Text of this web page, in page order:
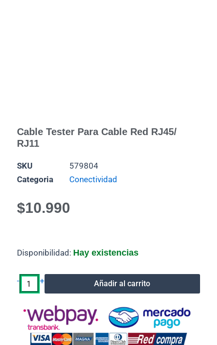
Cable Tester Para Cable Red RJ45/
RJ11
SKU
579804
Categoria
Conectividad
$10.990
Disponibilidad: Hay existencias
-
Cable
Tester
Cable
RJ11
cantidad
+ Añadir al carrito